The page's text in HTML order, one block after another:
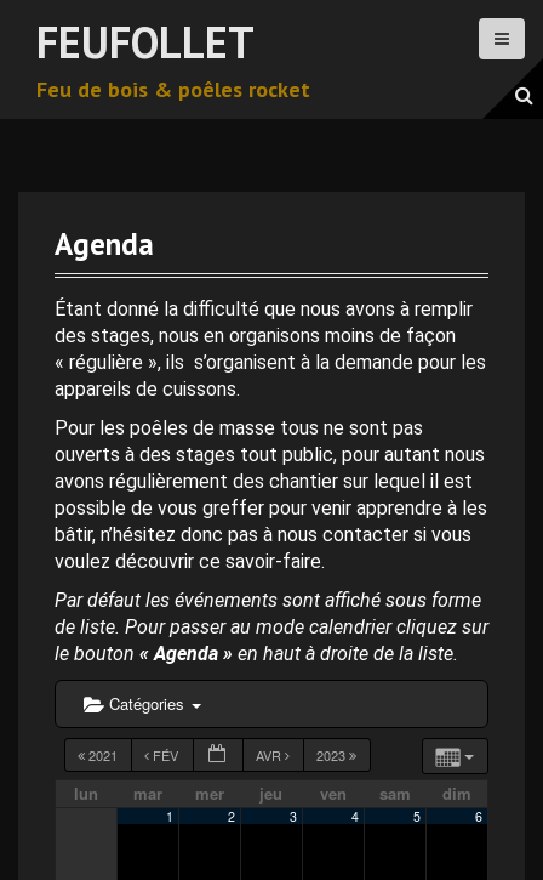
FEUFOLLET
Feu de bois & poêles rocket
Agenda
Étant donné la difficulté que nous avons à remplir
des stages, nous en organisons moins de façon
« régulière », ils s’organisent à la demande pour les
appareils de cuissons.
Pour les poêles de masse tous ne sont pas
ouverts à des stages tout public, pour autant nous
avons régulièrement des chantier sur lequel il est
possible de vous greffer pour venir apprendre à les
bâtir, n’hésitez donc pas à nous contacter si vous
voulez découvrir ce savoir-faire.
Par défaut les événements sont affiché sous forme
de liste. Pour passer au mode calendrier cliquez sur
le bouton « Agenda » en haut à droite de la liste.
Catégories
2021 FÉV AVR 2023
lun mar mer jeu ven sam dim
1 2 3 4 5 6